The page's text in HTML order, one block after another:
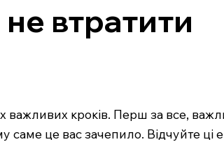
втратити
важливих кроків. Перш за все,
це вас зачепило. Відчуйте ці